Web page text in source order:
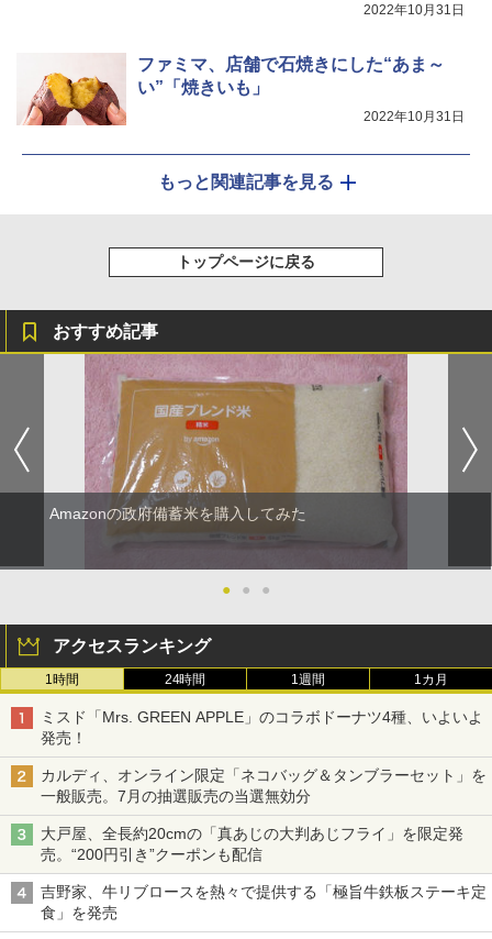
2022年10月31日
ファミマ、店舗で石焼きにした“あま～
い”「焼きいも」
2022年10月31日
もっと関連記事を見る
トップページに戻る
おすすめ記事
Amazonの政府備蓄米を購入してみた
● ● ●
アクセスランキング
1時間 24時間 1週間 1カ月
ミスド「Mrs. GREEN APPLE」のコラボドーナツ4種、いよいよ
発売！
カルディ、オンライン限定「ネコバッグ＆タンブラーセット」を
一般販売。7月の抽選販売の当選無効分
大戸屋、全長約20cmの「真あじの大判あじフライ」を限定発
売。“200円引き”クーポンも配信
吉野家、牛リブロースを熱々で提供する「極旨牛鉄板ステーキ定
食」を発売